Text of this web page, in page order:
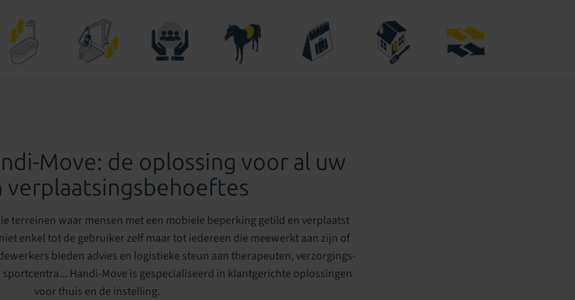
Move: de oplossing voor al uw
verplaatsingsbehoeftes
terreinen waar mensen met een mobiele beperking getild en verplaatst
enkel tot de gebruiker zelf maar tot iedereen die meewerkt aan zijn of
bieden advies en logistieke steun aan therapeuten, verzorgings-
Handi-Move is gespecialiseerd in klantgerichte oplossingen
voor thuis en de instelling.